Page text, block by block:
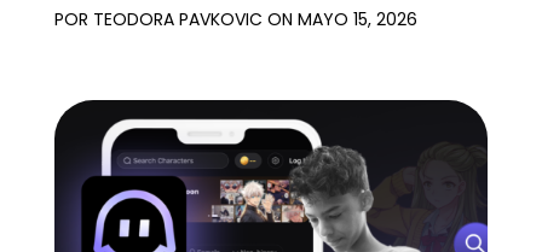
POR TEODORA PAVKOVIC ON MAYO 15, 2026